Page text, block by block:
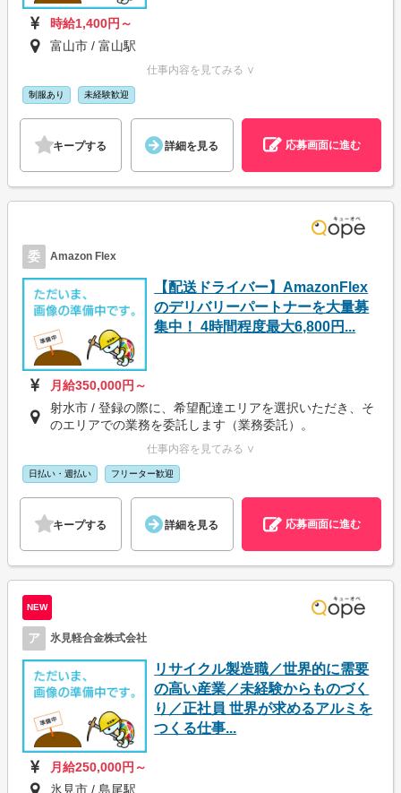
時給1,400円～
富山市 / 富山駅
仕事内容を見てみる ∨
制服あり 未経験歓迎
キープする 詳細を見る 応募画面に進む
委 Amazon Flex
【配送ドライバー】AmazonFlex
のデリバリーパートナーを大量募
集中！ 4時間程度最大6,800円...
月給350,000円～
射水市 / 登録の際に、希望配達エリアを選択いただき、そ
のエリアでの業務を委託します（業務委託）。
仕事内容を見てみる ∨
日払い・週払い フリーター歓迎
キープする 詳細を見る 応募画面に進む
NEW
ア 氷見軽合金株式会社
リサイクル製造職／世界的に需要
の高い産業／未経験からものづく
り／正社員 世界が求めるアルミを
つくる仕事...
月給250,000円～
氷見市 / 島尾駅